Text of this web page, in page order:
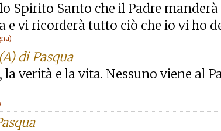
Spirito Santo che il Padre
e vi ricorderà tutto ciò che io vi ho
di Pasqua
la verità e la vita. Nessuno viene al